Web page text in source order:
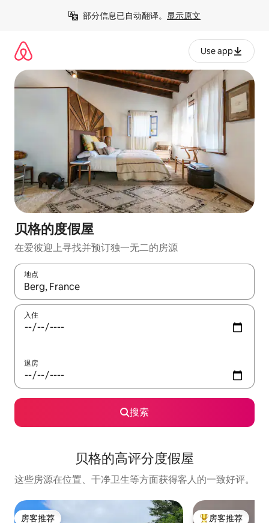
部分信息已自动翻译。 显示原文
Use app
贝格的度假屋
在爱彼迎上寻找并预订独一无二的房源
地点
如有搜索结果，请使用上下方向键查看，或通过点击或滑动手势
入住
退房
搜索
贝格的高评分度假屋
这些房源在位置、干净卫生等方面获得客人的一致好评。
房客推荐 房客推荐